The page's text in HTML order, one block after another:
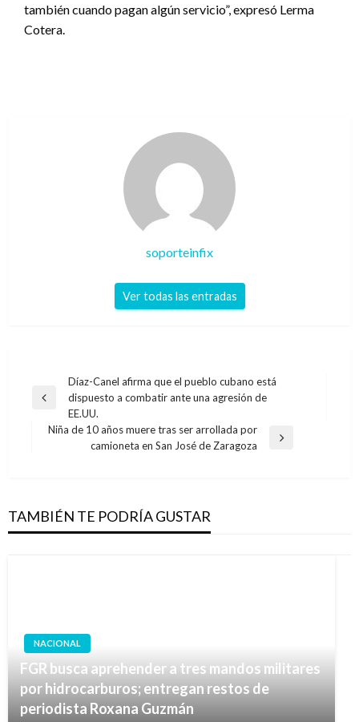
también cuando pagan algún servicio”, expresó Lerma
Cotera.
soporteinfix
Ver todas las entradas
Navegación
de
entradas
Entrada
anterior
Díaz-Canel afirma que el pueblo cubano está
dispuesto a combatir ante una agresión de
EE.UU.
Niña de 10 años muere tras ser arrollada por
camioneta en San José de Zaragoza
TAMBIÉN TE PODRÍA GUSTAR
NACIONAL
FGR busca aprehender a tres mandos militares
por hidrocarburos; entregan restos de
periodista Roxana Guzmán